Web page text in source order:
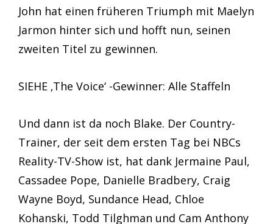
John hat einen früheren Triumph mit Maelyn
Jarmon hinter sich und hofft nun, seinen
zweiten Titel zu gewinnen.
SIEHE ‚The Voice‘ -Gewinner: Alle Staffeln
Und dann ist da noch Blake. Der Country-
Trainer, der seit dem ersten Tag bei NBCs
Reality-TV-Show ist, hat dank Jermaine Paul,
Cassadee Pope, Danielle Bradbery, Craig
Wayne Boyd, Sundance Head, Chloe
Kohanski, Todd Tilghman und Cam Anthony